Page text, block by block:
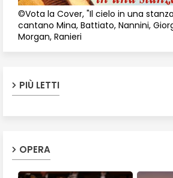
©Vota la Cover, "Il cielo in una
cantano Mina, Battiato, Nannini,
Morgan, Ranieri
PIÙ LETTI
OPERA